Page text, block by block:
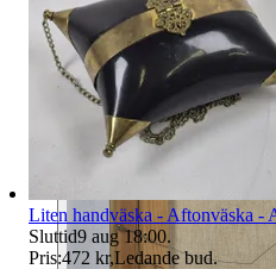
Liten handväska - Aftonväska -
Sluttid9 aug 18:00.
Pris:472 kr,Ledande bud.